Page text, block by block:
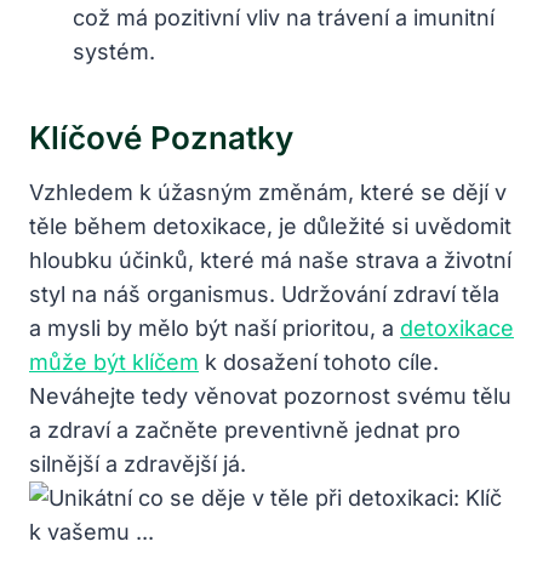
což má pozitivní vliv na trávení a imunitní
systém.
Klíčové Poznatky
Vzhledem k úžasným změnám, které se dějí v
těle během detoxikace, je důležité si uvědomit
hloubku účinků, které má naše strava a životní
styl na náš organismus. Udržování zdraví těla
a mysli by mělo být naší prioritou, a detoxikace
může být klíčem k dosažení tohoto cíle.
Neváhejte tedy věnovat pozornost svému tělu
a zdraví a začněte preventivně jednat pro
silnější a zdravější já.